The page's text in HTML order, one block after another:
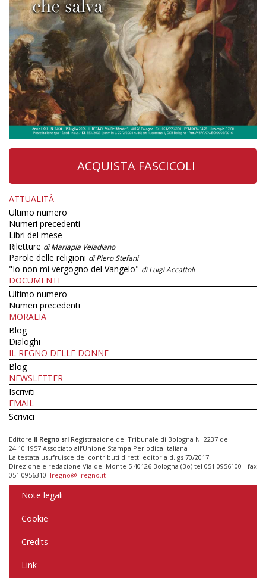
ACQUISTA FASCICOLI
ATTUALITÀ
Ultimo numero
Numeri precedenti
Libri del mese
Riletture di Mariapia Veladiano
Parole delle religioni di Piero Stefani
"Io non mi vergogno del Vangelo" di Luigi Accattoli
DOCUMENTI
Ultimo numero
Numeri precedenti
MORALIA
Blog
Dialoghi
IL REGNO DELLE DONNE
Blog
NEWSLETTER
Iscriviti
EMAIL
Scrivici
Editore Il Regno srl Registrazione del Tribunale di Bologna N. 2237 del
24.10.1957 Associato all’Unione Stampa Periodica Italiana
La testata usufruisce dei contributi diretti editoria d.lgs 70/2017
Direzione e redazione Via del Monte 5 40126 Bologna (Bo) tel 051 0956100 - fax
051 0956310 ilregno@ilregno.it
Note legali
Cookie
Credits
Link